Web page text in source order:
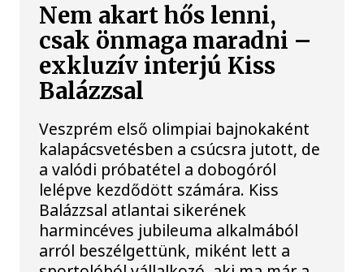
Nem akart hős lenni,
csak önmaga maradni –
exkluzív interjú Kiss
Balázzsal
Veszprém első olimpiai bajnokaként
kalapácsvetésben a csúcsra jutott, de
a valódi próbatétel a dobogóról
lelépve kezdődött számára. Kiss
Balázzsal atlantai sikerének
harmincéves jubileuma alkalmából
arról beszélgettünk, miként lett a